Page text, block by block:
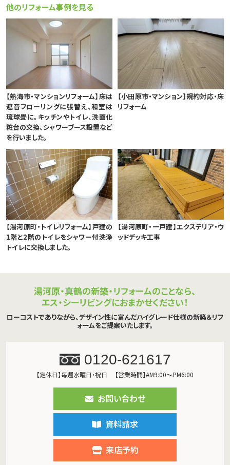
他のリフォーム事例を見る
【熱海市・マンションリフォーム】床は
遮音フローリングに張替え、和室は
琉球畳に。キッチンやトイレ、洗面化
粧台の交換、シャワーブース設置など
を行いました。
【小田原市・マンション】規約対応・床
リフォーム
【湯河原町・トイレリフォーム】戸建の
1階と2階のトイレをシャワー付洗浄
トイレに交換しました。
【湯河原町・一戸建】エクステリア・ウ
ッドデッキ工事
湯河原・真鶴の新築・リフォームのことなら、
エス・シーリビングにおまかせください！
ローコストでありながら、デザイン性に富んだハイグレード仕様の新築＆リフ
ォームをご提案いたします。
0120-621617
【定休日】毎週水曜日・祝日 【営業時間】AM9:00～PM6:00
お問い合わせ
資料請求
来店予約